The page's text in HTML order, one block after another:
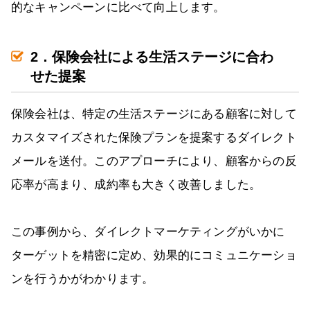
的なキャンペーンに比べて向上します。
2．保険会社による生活ステージに合わ
せた提案
保険会社は、特定の生活ステージにある顧客に対して
カスタマイズされた保険プランを提案するダイレクト
メールを送付。このアプローチにより、顧客からの反
応率が高まり、成約率も大きく改善しました。
この事例から、ダイレクトマーケティングがいかに
ターゲットを精密に定め、効果的にコミュニケーショ
ンを行うかがわかります。